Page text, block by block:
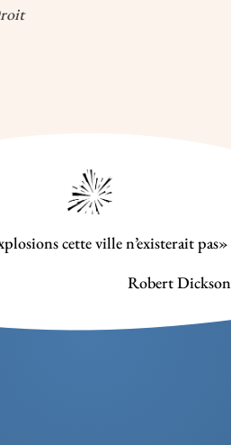
cette ville n’existerait pas»
Dickson